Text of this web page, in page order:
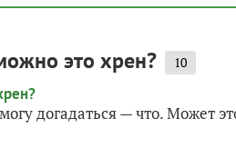
это хрен? 10
догадаться — что. Может